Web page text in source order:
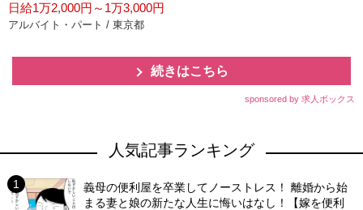
日給1万2,000円～1万3,000円
アルバイト・パート / 東京都
続きはこちら
sponsored by 求人ボックス
人気記事ランキング
義母の便利屋を卒業してノーストレス！ 離婚から始
まる妻と娘の新たな人生に悔いはなし！【嫁を便利